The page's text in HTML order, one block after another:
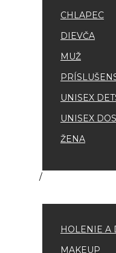
CHLAPEC
DIEVČA
MUŽ
UNISEX
UNISEX
ŽENA
HOLENIE A
MAKEUP